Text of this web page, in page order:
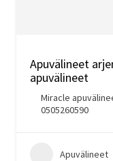
Apuvälineet
apuvälineet
Miracle
0505260590
Apuvälineet